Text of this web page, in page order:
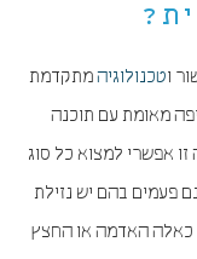
וטכנולוגיהמתקדמת
מאומת עם תוכנה
אפשרי למצוא כל סוג
פעמים בהם יש נזילת
כאלה האדמה או החצץ